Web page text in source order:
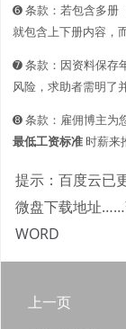
➏ 条款：若包含多册
就包含上下册内容，
➐ 条款：因资料保存
风险，求助者需明了
➑ 条款：雇佣博主为
最低工资标准时薪来
提示：百度云已
微盘下载地址……
WORD
上一页